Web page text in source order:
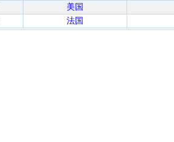
美国
法国